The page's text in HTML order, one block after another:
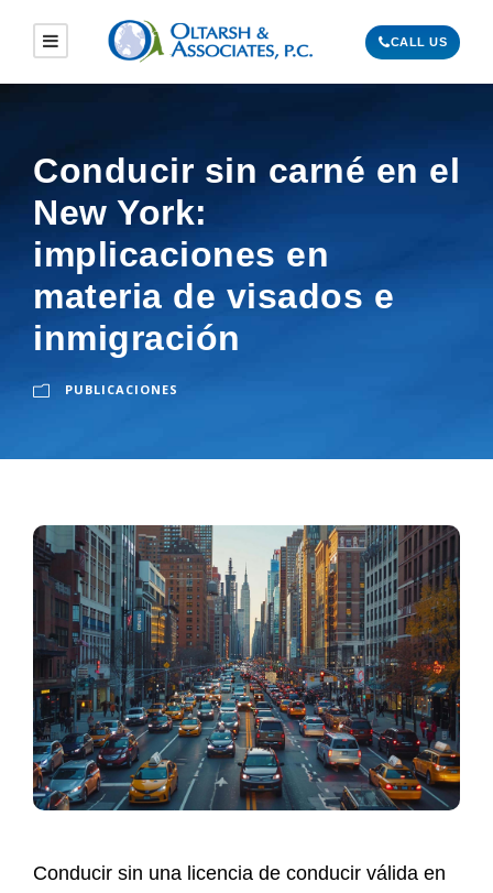
CALL US
Conducir sin carné en el
New York:
implicaciones en
materia de visados e
inmigración
PUBLICACIONES
Conducir sin una licencia de conducir válida en